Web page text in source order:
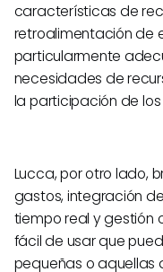
características de
retroalimentación de
particularmente
necesidades de
la participación de
Lucca, por otro lado,
gastos, integración
tiempo real y gestión
fácil de usar que
pequeñas o aquellas